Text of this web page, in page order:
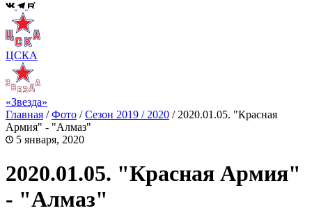
ЦСКА
«Звезда»
Главная /Фото /Сезон 2019 / 2020 / 2020.01.05. "Красная
Армия" - "Алмаз"
5 января, 2020
2020.01.05. "Красная Армия"
- "Алмаз"